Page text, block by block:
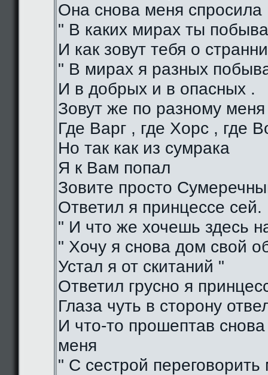
Она снова меня спросила
" В каких мирах ты
И как зовут тебя о
" В мирах я разных
И в добрых и в опасных .
Зовут же по разному меня
Где Варг , где Хорс , где
Но так как из сумрака
Я к Вам попал
Зовите просто
Ответил я принцессе сей.
" И что же хочешь здесь
" Хочу я снова дом свой
Устал я от скитаний "
Ответил грусно я
Глаза чуть в сторону
И что-то прошептав
меня
" С сестрой